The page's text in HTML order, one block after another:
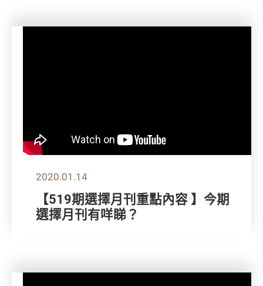
2020.01.14
【519期選擇月刊重點內容 】今期
選擇月刊有咩睇？